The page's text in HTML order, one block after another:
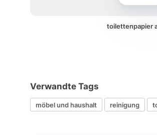
toilettenpapier
Verwandte Tags
möbel und haushalt reinigung